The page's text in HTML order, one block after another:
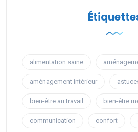
alimentation saine
aménagement intérieur
bien-être au travail bien-être
communication confort